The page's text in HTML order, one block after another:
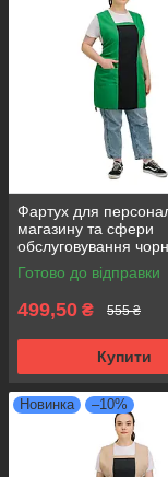
Фартух для
магазину та сфери
обслуговування
зелений
Готово до відправки
499,50 ₴ 555 ₴
Купити
Новинка –10%